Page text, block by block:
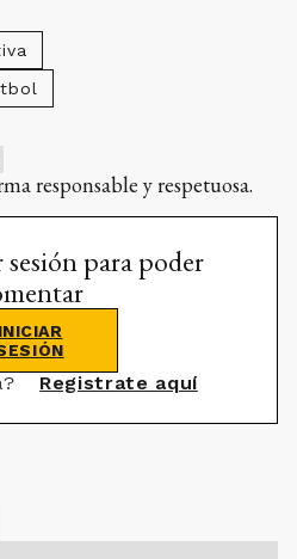
responsable y respetuosa.
para poder
INICIAR
Registrate aquí